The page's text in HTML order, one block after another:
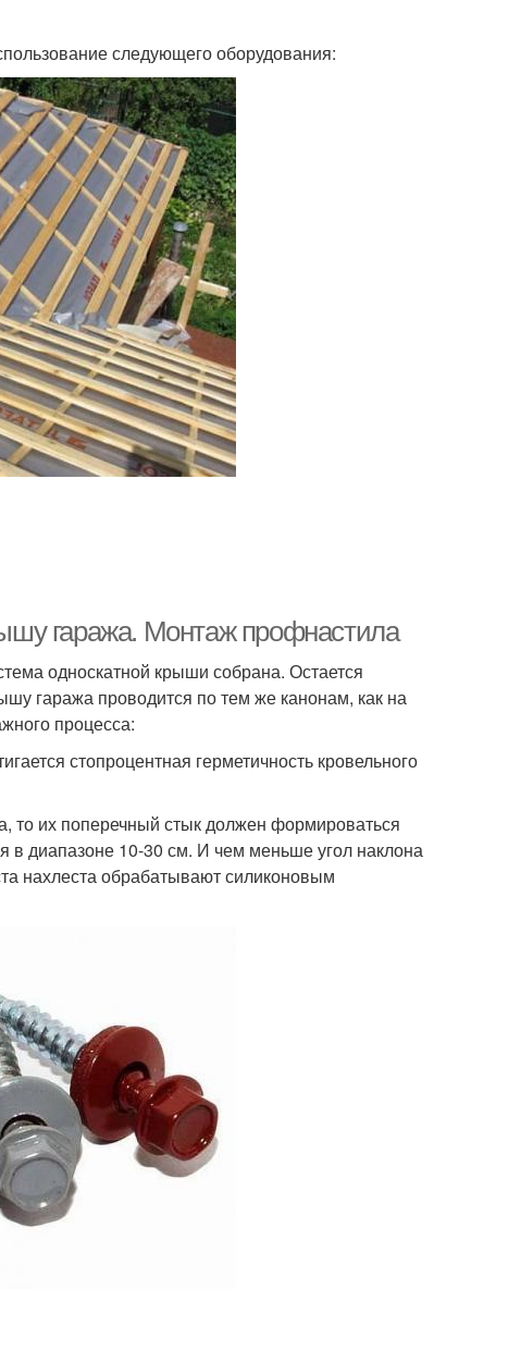
следующего оборудования:
гаража. Монтаж профнастила
односкатной крыши собрана. Остается
гаража проводится по тем же канонам, как на
процесса:
стопроцентная герметичность кровельного
то их поперечный стык должен формироваться
в диапазоне 10-30 см. И чем меньше угол наклона
нахлеста обрабатывают силиконовым